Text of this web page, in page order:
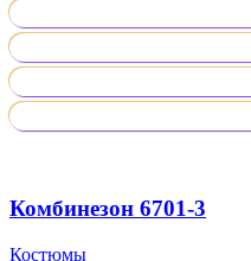
Комбинезон 6701-3
Костюмы